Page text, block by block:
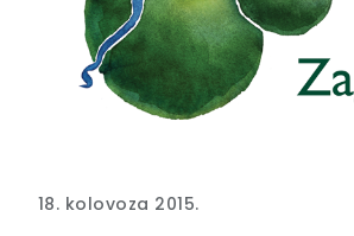
18. kolovoza 2015.